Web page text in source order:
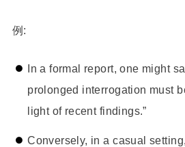
例:
In a formal report, one might
prolonged interrogation must
light of recent findings.”
Conversely, in a casual